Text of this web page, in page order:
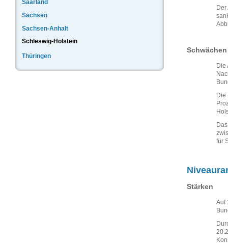
Saarland
Sachsen
Sachsen-Anhalt
Schleswig-Holstein
Thüringen
Schwächen
Die
Die
für
Stärken
Auf